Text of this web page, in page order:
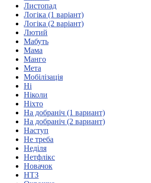
Волинська область
Дніпропетровська область
Київська область
Кіровоградська область
Листопад
Логіка (1 варіант)
Логіка (2 варіант)
Лютий
Мабуть
Мама
Манго
Мета
Мобілізація
Ні
Ніколи
Ніхто
На добраніч (1 вариант)
На добраніч (2 вариант)
Наступ
Не треба
Неділя
Нетфлікс
Новачок
НТЗ